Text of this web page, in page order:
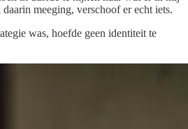
meeging, verschoof er echt iets.
was, hoefde geen identiteit te